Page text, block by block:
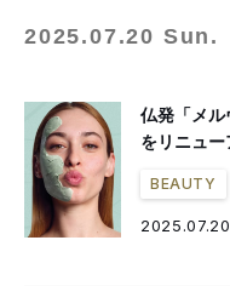
2025.07.20 Sun.
仏発「メル
をリニュ
BEAUTY